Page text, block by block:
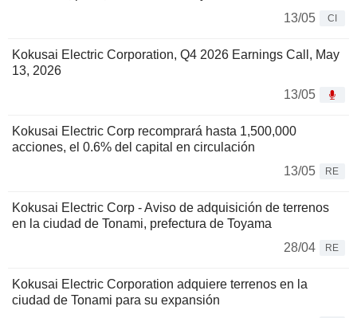
13/05
CI
Kokusai Electric Corporation, Q4 2026 Earnings Call, May
13, 2026
13/05
Kokusai Electric Corp recomprará hasta 1,500,000
acciones, el 0.6% del capital en circulación
13/05
RE
Kokusai Electric Corp - Aviso de adquisición de terrenos
en la ciudad de Tonami, prefectura de Toyama
28/04
RE
Kokusai Electric Corporation adquiere terrenos en la
ciudad de Tonami para su expansión